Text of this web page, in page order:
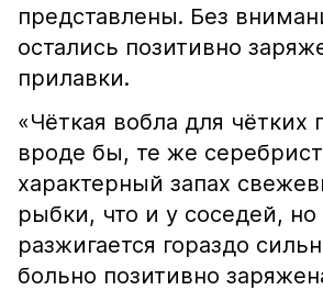
представлены. Без
остались позитивно
прилавки.
«Чёткая вобла для
вроде бы, те же
характерный запах
рыбки, что и у соседей, но
разжигается гораздо
больно позитивно